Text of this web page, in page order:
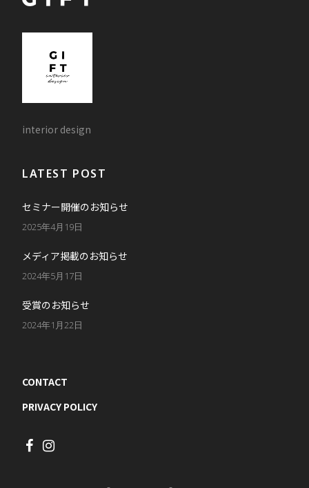
interior design
LATEST POST
セミナー開催のお知らせ
2025年4月19日
メディア掲載のお知らせ
2024年5月17日
受賞のお知らせ
2024年1月22日
CONTACT
PRIVACY POLICY